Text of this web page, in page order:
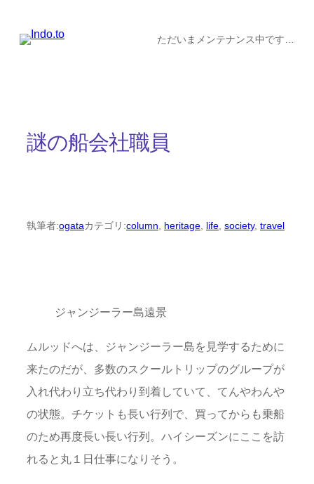
ただいまメンテナンス中です…
謎の船会社職員
執筆者:ogataカテゴリ:column heritage life society, travel
ジャンジーラー島遠景
ムルッドへは、ジャンジーラー島を見学するために
来たのだが、多数のスクールトリップのグループが
入れ代わり立ち代わり到着していて、てんやわんや
の状態。チケットも長い行列で、買ってからも乗船
のため再度長い長い行列。ハイシーズンにここを訪
れると丸１日仕事になりそう。